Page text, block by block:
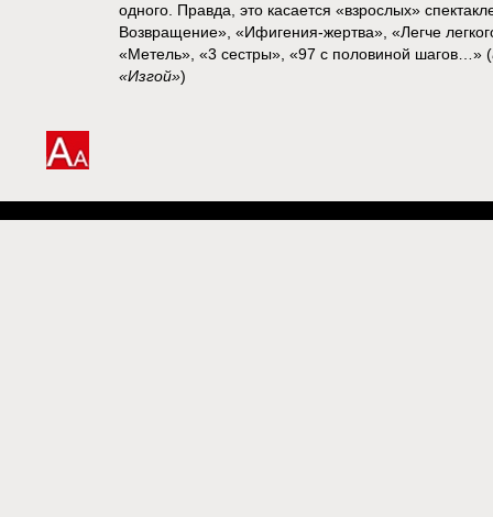
одного. Правда, это касается «взрослых»
Возвращение», «Ифигения-жертва», «Легче
«Метель», «3 сестры», «97 с половиной шагов…» (
«Изгой»)